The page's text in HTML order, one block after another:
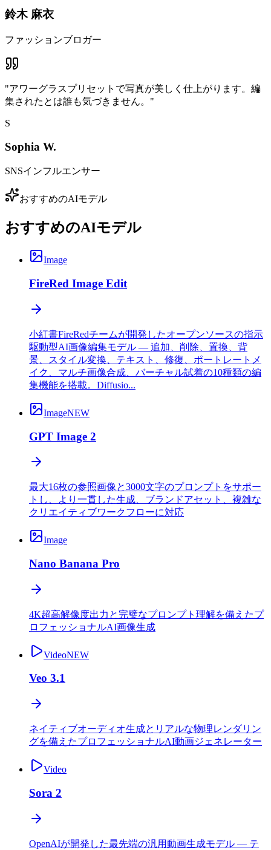
鈴木 麻衣
ファッションブロガー
"アワーグラスプリセットで写真が美しく仕上がります。編
集されたとは誰も気づきません。 "
S
Sophia W.
SNSインフルエンサー
おすすめのAIモデル
おすすめのAIモデル
Image
FireRed Image Edit
小紅書FireRedチームが開発したオープンソースの指示
駆動型AI画像編集モデル — 追加、削除、置換、背
景、スタイル変換、テキスト、修復、ポートレートメ
イク、マルチ画像合成、バーチャル試着の10種類の編
集機能を搭載。Diffusio...
ImageNEW
GPT Image 2
最大16枚の参照画像と3000文字のプロンプトをサポー
トし、より一貫した生成、ブランドアセット、複雑な
クリエイティブワークフローに対応
Image
Nano Banana Pro
4K超高解像度出力と完璧なプロンプト理解を備えたプ
ロフェッショナルAI画像生成
VideoNEW
Veo 3.1
ネイティブオーディオ生成とリアルな物理レンダリン
グを備えたプロフェッショナルAI動画ジェネレーター
Video
Sora 2
OpenAIが開発した最先端の汎用動画生成モデル — テ